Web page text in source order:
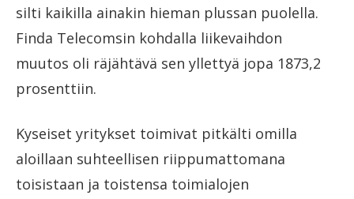
silti kaikilla ainakin hieman plussan puolella.
Finda Telecomsin kohdalla liikevaihdon
muutos oli räjähtävä sen yllettyä jopa 1873,2
prosenttiin.
Kyseiset yritykset toimivat pitkälti omilla
aloillaan suhteellisen riippumattomana
toisistaan ja toistensa toimialojen